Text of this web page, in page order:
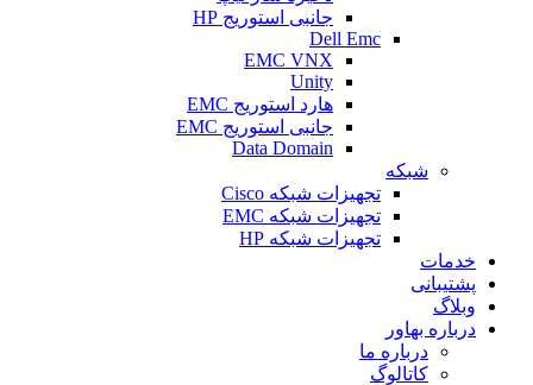
جانبی استوریج HP
Dell Emc
EMC VNX
Unity
هارد استوریج EMC
جانبی استوریج EMC
Data Domain
شبکه
تجهیزات شبکه Cisco
تجهیزات شبکه EMC
تجهیزات شبکه HP
خدمات
پشتیبانی
وبلاگ
درباره بهاور
درباره ما
کاتالوگ